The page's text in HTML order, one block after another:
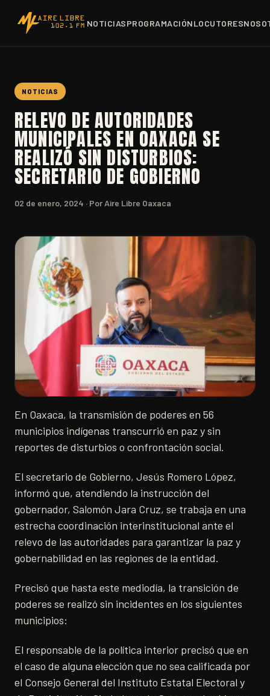
NOTICIASPROGRAMACIÓNLOCUTORES
NOTICIAS
RELEVO DE AUTORIDADES
MUNICIPALES EN OAXACA SE
REALIZÓ SIN DISTURBIOS:
SECRETARIO DE GOBIERNO
02 de enero, 2024 · Por Aire Libre Oaxaca
En Oaxaca, la transmisión de poderes en 56
municipios indígenas transcurrió en paz y sin
reportes de disturbios o confrontación social.
El secretario de Gobierno, Jesús Romero López,
informó que, atendiendo la instrucción del
gobernador, Salomón Jara Cruz, se trabaja en una
estrecha coordinación interinstitucional ante el
relevo de las autoridades para garantizar la paz y
gobernabilidad en las regiones de la entidad.
Precisó que hasta este mediodía, la transición de
poderes se realizó sin incidentes en los siguientes
municipios:
El responsable de la política interior precisó que en
el caso de alguna elección que no sea calificada por
el Consejo General del Instituto Estatal Electoral y